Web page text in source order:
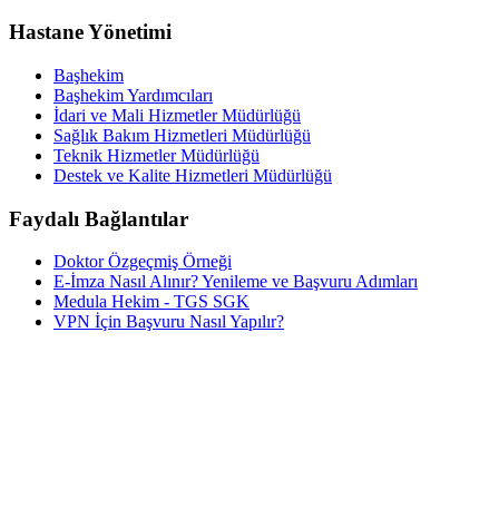
Hastane Yönetimi
Başhekim
Başhekim Yardımcıları
İdari ve Mali Hizmetler Müdürlüğü
Sağlık Bakım Hizmetleri Müdürlüğü
Teknik Hizmetler Müdürlüğü
Destek ve Kalite Hizmetleri Müdürlüğü
Faydalı Bağlantılar
Doktor Özgeçmiş Örneği
E-İmza Nasıl Alınır? Yenileme ve Başvuru Adımları
Medula Hekim - TGS SGK
VPN İçin Başvuru Nasıl Yapılır?